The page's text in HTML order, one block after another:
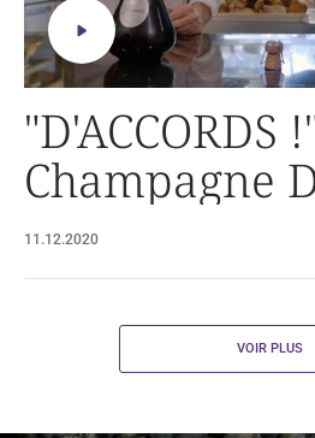
11.12.2020
"D'ACCORDS
Champagne
| Chef
Carrade
VOIR PLUS